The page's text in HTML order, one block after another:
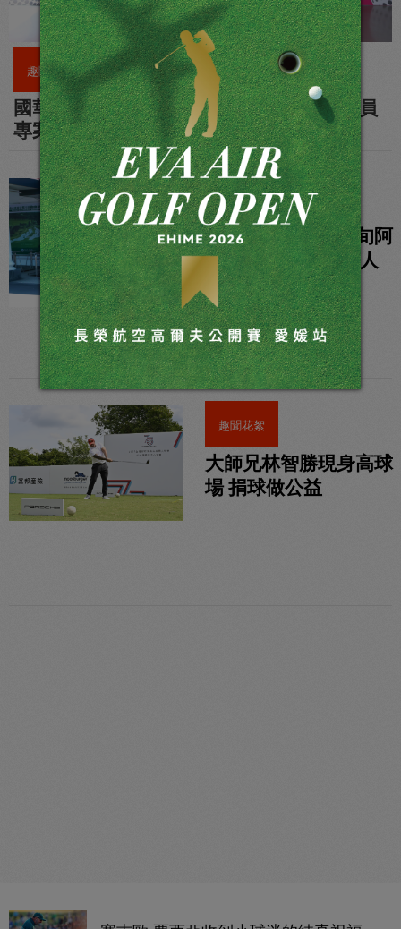
趣聞花絮
國華38婦女節 群美競艷攜手國華青少年會員
專案
趣聞花絮
亞洲女子業餘》八旬阿
嬤愛打球 揮出快樂人
生
趣聞花絮
大師兄林智勝現身高球
場 捐球做公益